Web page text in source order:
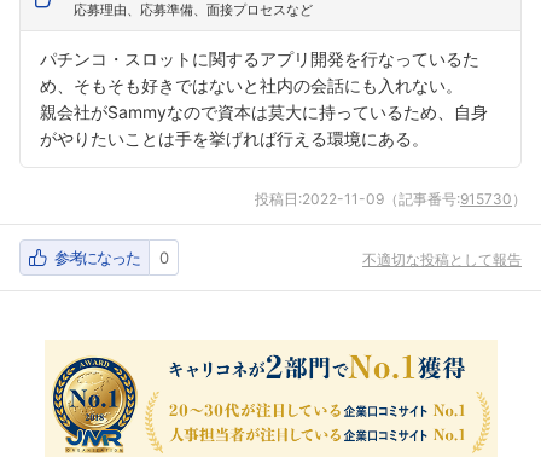
応募理由、応募準備、面接プロセスなど
パチンコ・スロットに関するアプリ開発を行なっているた
め、そもそも好きではないと社内の会話にも入れない。
親会社がSammyなので資本は莫大に持っているため、自身
がやりたいことは手を挙げれば行える環境にある。
投稿日:2022-11-09 （記事番号:915730 ）
参考になった 0 不適切な投稿として報告